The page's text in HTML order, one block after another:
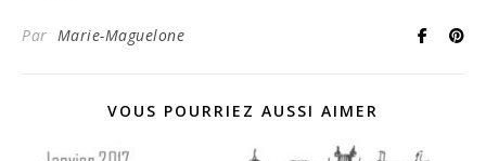
Par Marie-Maguelone
VOUS POURRIEZ AUSSI AIMER